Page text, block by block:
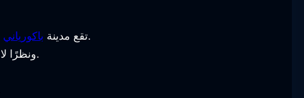
تقع مدينة باكورياني
على منحدر جبلي, وهذا المنحدر يقع على ارتفاع 1700 متر مما يجعلها مناسبة جدًا لممارسة التزلج على الجليد.
ونظرًا لارتفاعها ذلك فهي اتخذت كقاعدة للمنتخب الأوليمبي الوطني, وذلك في الفترة فيما بين 70, 80 القرن العشرين.